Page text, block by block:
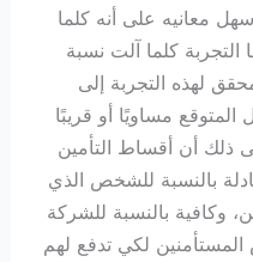
معانيه على أنه كلما
التجربة كلما آلت نسبة
لهذه التجربة إلى
المتوقع مساويًا أو قريبًا
ذلك أن أقساط التأمين
بالنسبة للشخص الذي
وكافية بالنسبة للشركة
لكي تدفع لهم